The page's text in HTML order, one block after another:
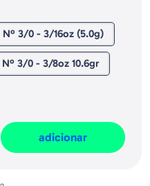
com olhos 3-D e anzóis
com haste curta,
preto.
Nº 3/0 - 3/16oz (5.0g)
Nº 3/0 - 3/8oz 10.6gr
adicionar